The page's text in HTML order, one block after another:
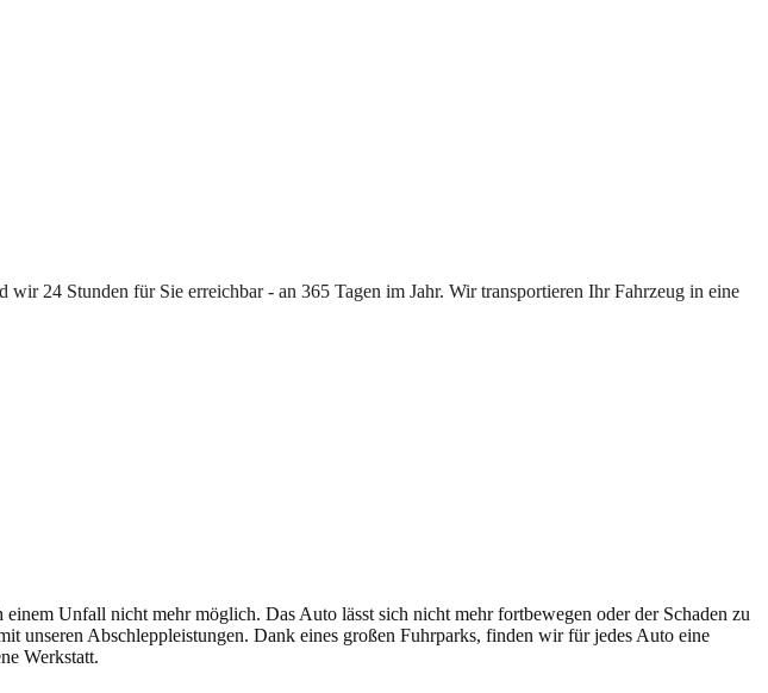
24 Stunden für Sie erreichbar - an 365 Tagen im Jahr. Wir transportieren Ihr Fahrzeug in eine
Unfall nicht mehr möglich. Das Auto lässt sich nicht mehr fortbewegen oder der Schaden zu
unseren Abschleppleistungen. Dank eines großen Fuhrparks, finden wir für jedes Auto eine
Werkstatt.